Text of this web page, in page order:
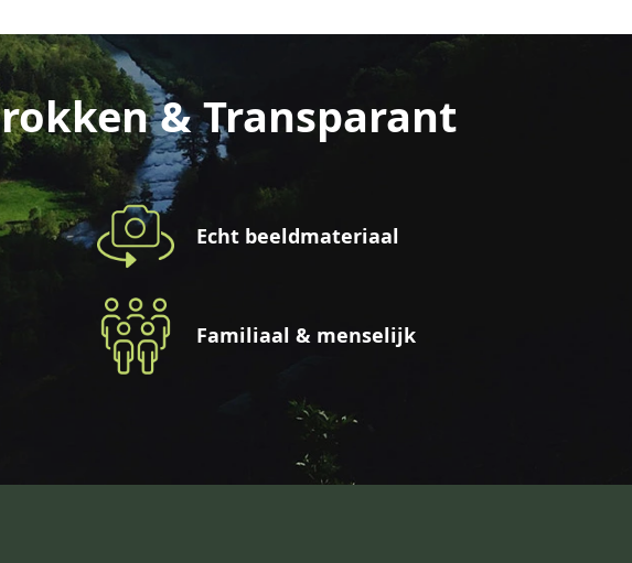
& Transparant
Echt beeldmateriaal
Familiaal & menselijk